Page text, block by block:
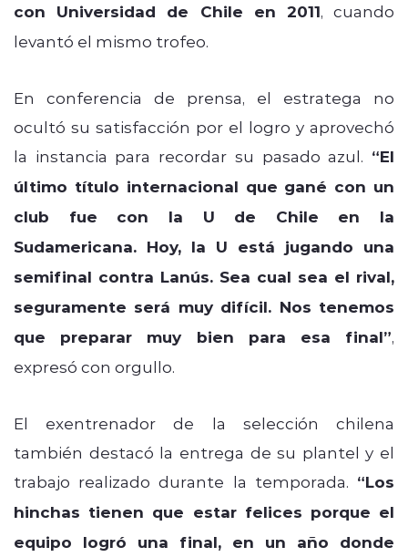
con Universidad de Chile en 2011, cuando
levantó el mismo trofeo.
En conferencia de prensa, el estratega no
ocultó su satisfacción por el logro y aprovechó
la instancia para recordar su pasado azul. “El
último título internacional que gané con un
club fue con la U de Chile en la
Sudamericana. Hoy, la U está jugando una
semifinal contra Lanús. Sea cual sea el rival,
seguramente será muy difícil. Nos tenemos
que preparar muy bien para esa final”,
expresó con orgullo.
El exentrenador de la selección chilena
también destacó la entrega de su plantel y el
trabajo realizado durante la temporada. “Los
hinchas tienen que estar felices porque el
equipo logró una final, en un año donde